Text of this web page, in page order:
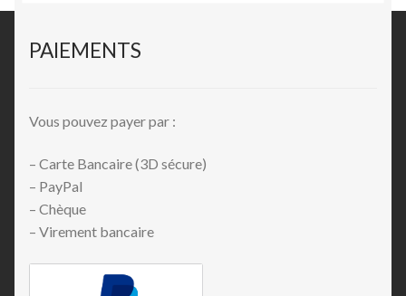
PAIEMENTS
Vous pouvez payer par :
– Carte Bancaire (3D sécure)
– PayPal
– Chèque
– Virement bancaire